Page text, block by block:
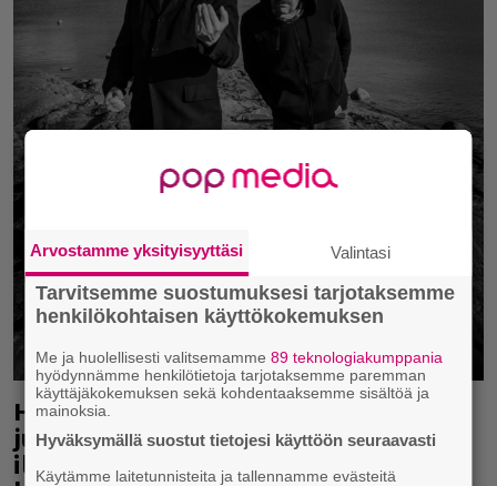
Hylkiöiden, epäonnistujien ja
juoppojen kohtaloja – syyskuussa
ilmestyy eräs vuoden parhaita
Arvostamme yksityisyyttäsi Valintasi
Tarvitsemme suostumuksesi tarjotaksemme
henkilökohtaisen käyttökokemuksen
Me ja huolellisesti valitsemamme89 teknologiakumppania
hyödynnämme henkilötietoja tarjotaksemme paremman
käyttäjäkokemuksen sekä kohdentaaksemme sisältöä ja
mainoksia.
Hyväksymällä suostut tietojesi käyttöön seuraavasti
Käytämme laitetunnisteita ja tallennamme evästeitä